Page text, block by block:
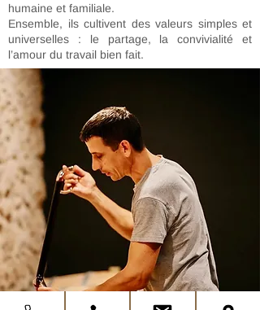
humaine et familiale.
Ensemble, ils cultivent des valeurs simples et
universelles : le partage, la convivialité et
l’amour du travail bien fait.